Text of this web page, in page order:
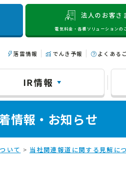
法人のお客さ
電気料金・各種ソリューションの
落雷情報 でんき予報 よくある
IR情報
情報・お知らせ
いて > 当社関連報道に関する見解に